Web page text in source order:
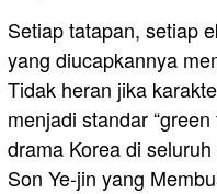
Setiap tatapan, setiap
yang diucapkannya
Tidak heran jika
menjadi standar
drama Korea di seluruh
Son Ye-jin yang